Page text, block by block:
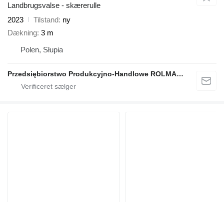
Landbrugsvalse - skærerulle
2023
Tilstand ny
Dækning 3 m
Polen, Słupia
Przedsiębiorstwo Produkcyjno-Handlowe ROLMAPOL Marcin Dziekan